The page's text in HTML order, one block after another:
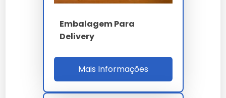
Embalagem Para
Delivery
Mais Informações